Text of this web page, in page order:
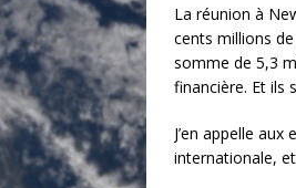
La réunion à
cents millions
somme de 5,3
financière. Et ils
J’en appelle
internationale,